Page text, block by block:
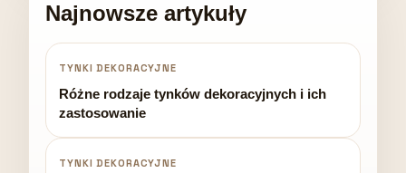
Najnowsze artykuły
TYNKI DEKORACYJNE
Różne rodzaje tynków dekoracyjnych i ich
zastosowanie
TYNKI DEKORACYJNE